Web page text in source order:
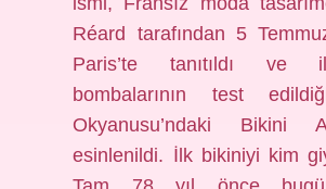
Réard tarafından 5
Paris’te tanıtıldı ve
bombalarının test
Okyanusu’ndaki Bikini
esinlenildi. İlk bikiniyi kim